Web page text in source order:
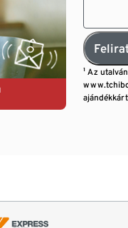
¹ Az